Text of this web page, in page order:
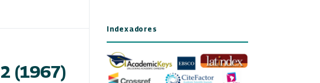
(1967)
Indexadores